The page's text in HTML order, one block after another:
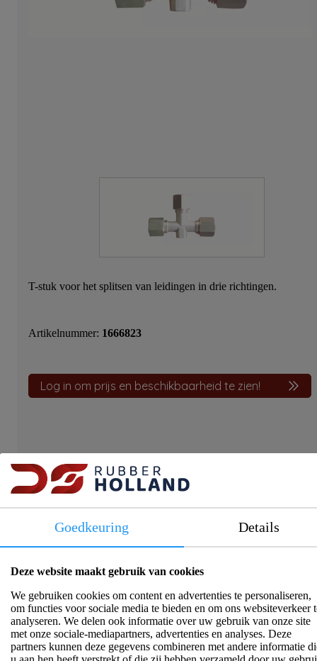
T-stuk voor het splitsen van leidingen in drie richtingen.
Artikelnummer: 1666823
Log in om prijs en beschikbaarheid te zien!
Productinformatie
Specificaties
Goedkeuring Details
Deze website maakt gebruik van cookies
We gebruiken cookies om content en advertenties te personaliseren,
om functies voor sociale media te bieden en om ons websiteverkeer
analyseren. We delen ook informatie over uw gebruik van onze site
met onze sociale-mediapartners, advertenties en analyses. Deze
partners kunnen deze gegevens combineren met andere informatie